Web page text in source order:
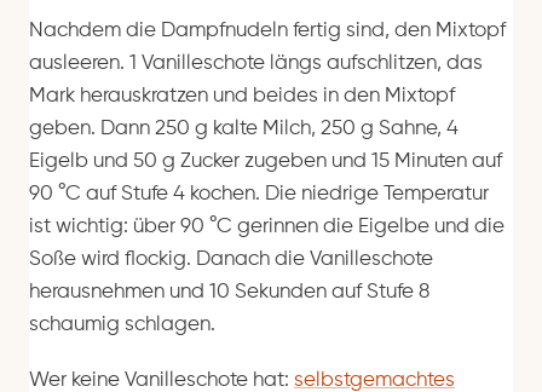
Nachdem die Dampfnudeln fertig sind, den Mixtopf
ausleeren. 1 Vanilleschote längs aufschlitzen, das
Mark herauskratzen und beides in den Mixtopf
geben. Dann 250 g kalte Milch, 250 g Sahne, 4
Eigelb und 50 g Zucker zugeben und 15 Minuten auf
90 °C auf Stufe 4 kochen. Die niedrige Temperatur
ist wichtig: über 90 °C gerinnen die Eigelbe und die
Soße wird flockig. Danach die Vanilleschote
herausnehmen und 10 Sekunden auf Stufe 8
schaumig schlagen.
Wer keine Vanilleschote hat: selbstgemachtes